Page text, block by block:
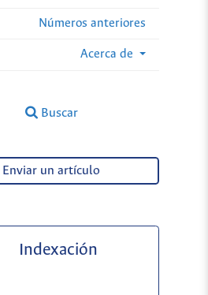
Números anteriores
Acerca de
Buscar
Enviar un artículo
Indexación